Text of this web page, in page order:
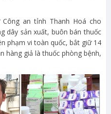
an tỉnh Thanh Hoá cho
dây sản xuất, buôn bán thuốc
phạm vi toàn quốc, bắt giữ 14
hàng giả là thuốc phòng bệnh,